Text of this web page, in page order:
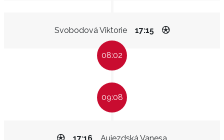
Svobodová Viktorie 17:15
08:02
09:08